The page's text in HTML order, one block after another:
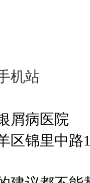
机站
屑病医院
区锦里中